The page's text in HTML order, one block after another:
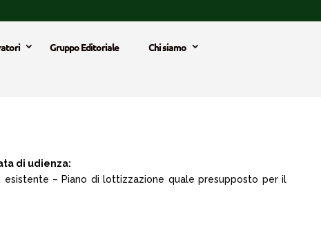
Gruppo Editoriale
Chi siamo
di udienza:
– Piano di lottizzazione quale presupposto per il